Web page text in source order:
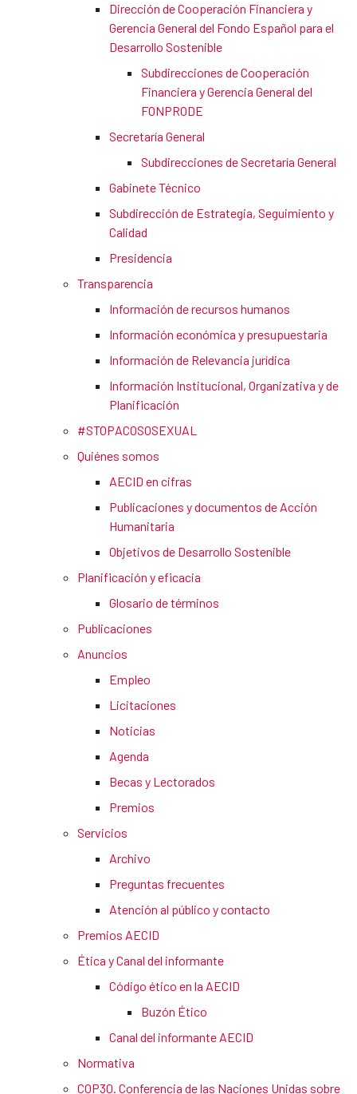
Dirección de Cooperación Financiera y
Gerencia General del Fondo Español para el
Desarrollo Sostenible
Subdirecciones de Cooperación
Financiera y Gerencia General del
FONPRODE
Secretaría General
Subdirecciones de Secretaría General
Gabinete Técnico
Subdirección de Estrategia, Seguimiento y
Calidad
Presidencia
Transparencia
Información de recursos humanos
Información económica y presupuestaria
Información de Relevancia jurídica
Información Institucional, Organizativa y de
Planificación
#STOPACOSOSEXUAL
Quiénes somos
AECID en cifras
Publicaciones y documentos de Acción
Humanitaria
Objetivos de Desarrollo Sostenible
Planificación y eficacia
Glosario de términos
Publicaciones
Anuncios
Empleo
Licitaciones
Noticias
Agenda
Becas y Lectorados
Premios
Servicios
Archivo
Preguntas frecuentes
Atención al público y contacto
Premios AECID
Ética y Canal del informante
Código ético en la AECID
Buzón Ético
Canal del informante AECID
Normativa
COP30. Conferencia de las Naciones Unidas sobre